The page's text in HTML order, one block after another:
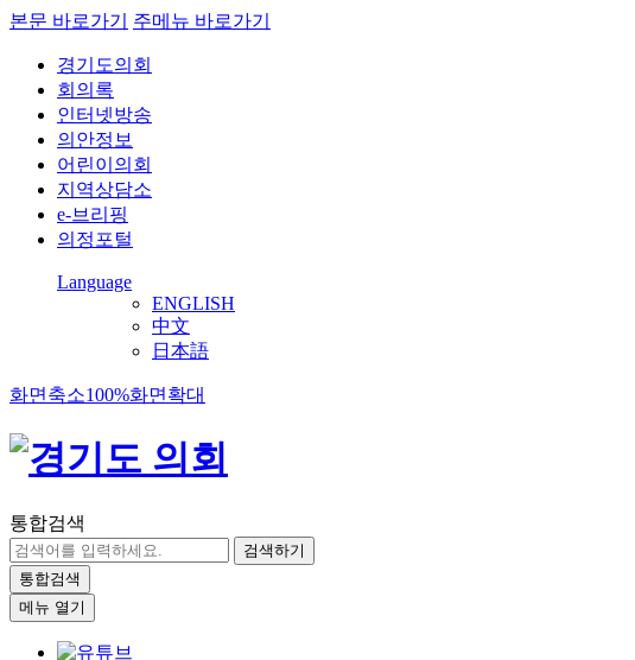
본문 바로가기 주메뉴 바로가기
경기도의회
회의록
인터넷방송
의안정보
어린이의회
지역상담소
e-브리핑
의정포털
Language
ENGLISH
中文
日本語
화면축소100%화면확대
통합검색
검색하기
통합검색
메뉴 열기